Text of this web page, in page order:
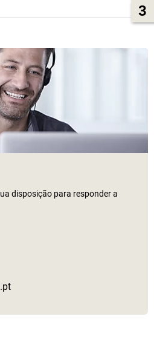
3
disposição para responder a